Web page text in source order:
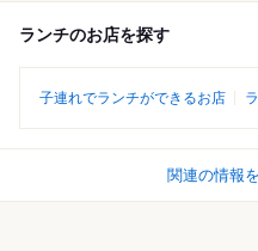
ランチのお店を探す
子連れでランチができるお店
関連の情報